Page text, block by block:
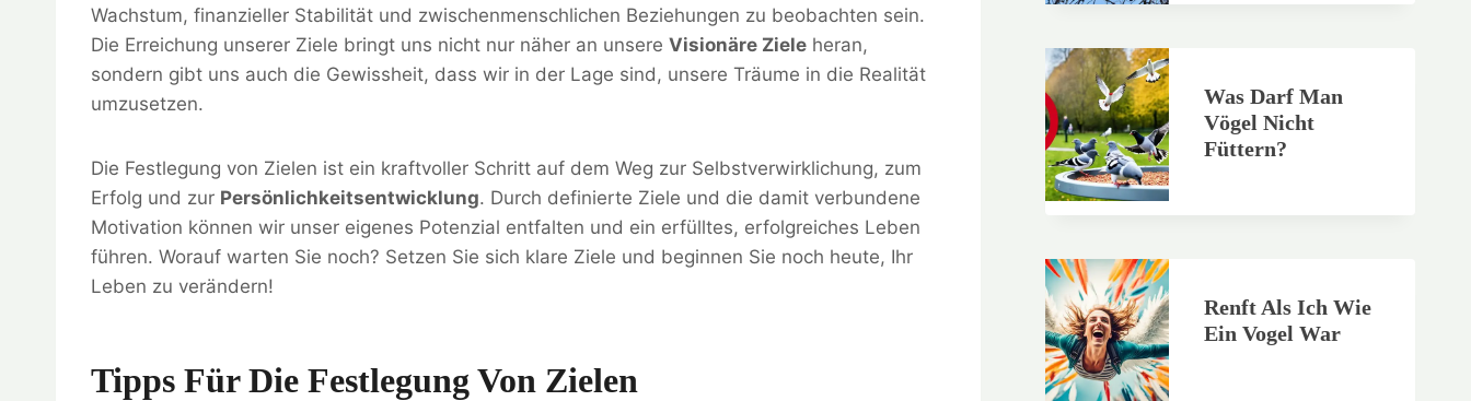
Wachstum, finanzieller Stabilität und zwischenmenschlichen Beziehungen zu beobachten sein.
Die Erreichung unserer Ziele bringt uns nicht nur näher an unsere Visionäre Ziele heran,
sondern gibt uns auch die Gewissheit, dass wir in der Lage sind, unsere Träume in die Realität
umzusetzen.
Die Festlegung von Zielen ist ein kraftvoller Schritt auf dem Weg zur Selbstverwirklichung, zum
Erfolg und zur Persönlichkeitsentwicklung. Durch definierte Ziele und die damit verbundene
Motivation können wir unser eigenes Potenzial entfalten und ein erfülltes, erfolgreiches Leben
führen. Worauf warten Sie noch? Setzen Sie sich klare Ziele und beginnen Sie noch heute, Ihr
Leben zu verändern!
Tipps Für Die Festlegung Von Zielen
Was Darf Man
Vögel Nicht
Füttern?
Renft Als Ich Wie
Ein Vogel War